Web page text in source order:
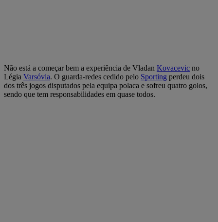
Não está a começar bem a experiência de Vladan Kovacevic no
Légia Varsóvia. O guarda-redes cedido pelo Sporting perdeu dois
dos três jogos disputados pela equipa polaca e sofreu quatro golos,
sendo que tem responsabilidades em quase todos.